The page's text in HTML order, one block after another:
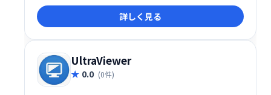
やコンピュータをリモートでサポートし、有人・無人
両方のサポートに対応できます。迅速かつ効率的なリ
モートサポートを実現し、業務の生産性向上に貢献し
ます。
詳しく見る
UltraViewer
0.0 (0件)